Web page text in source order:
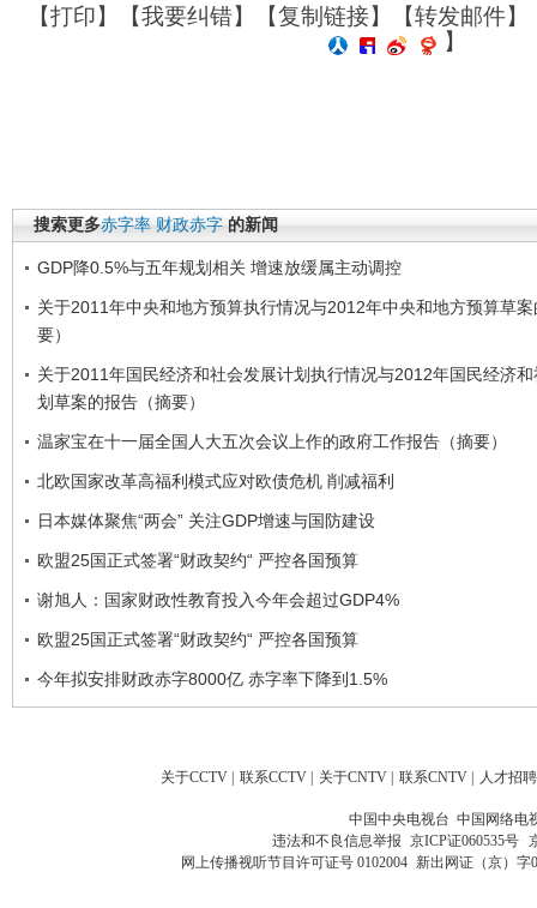
【打印】【我要纠错】【复制链接】【转发邮件】
】
搜索更多赤字率 财政赤字 的新闻
GDP降0.5%与五年规划相关 增速放缓属主动调控
关于2011年中央和地方预算执行情况与2012年中央和地方预算草
要）
关于2011年国民经济和社会发展计划执行情况与2012年国民经济
划草案的报告（摘要）
温家宝在十一届全国人大五次会议上作的政府工作报告（摘要）
北欧国家改革高福利模式应对欧债危机 削减福利
日本媒体聚焦“两会” 关注GDP增速与国防建设
欧盟25国正式签署“财政契约“ 严控各国预算
谢旭人：国家财政性教育投入今年会超过GDP4%
欧盟25国正式签署“财政契约“ 严控各国预算
今年拟安排财政赤字8000亿 赤字率下降到1.5%
关于CCTV | 联系CCTV | 关于CNTV | 联系CNTV | 人才招聘
中国中央电视台 中国网络电
违法和不良信息举报 京ICP证060535号
网上传播视听节目许可证号 0102004 新出网证（京）